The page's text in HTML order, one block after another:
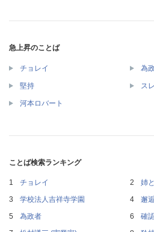
急上昇のことば
チョレイ 為
堅持 ス
河本ロバート
ことば検索ランキング
チョレイ
姉
学校法人吉祥寺学園
邂逅
為政者
確